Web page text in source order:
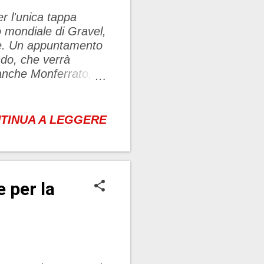
l'unica tappa
di Gravel,
Un appuntamento
che verrà
Monferrato, e
è in crescita in
ciottoli,
qualificarsi
A LEGGERE
per la